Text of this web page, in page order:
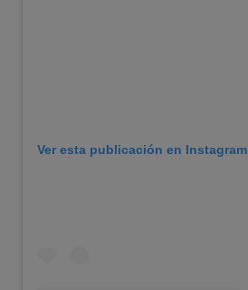
Ver esta publicación en Instagram